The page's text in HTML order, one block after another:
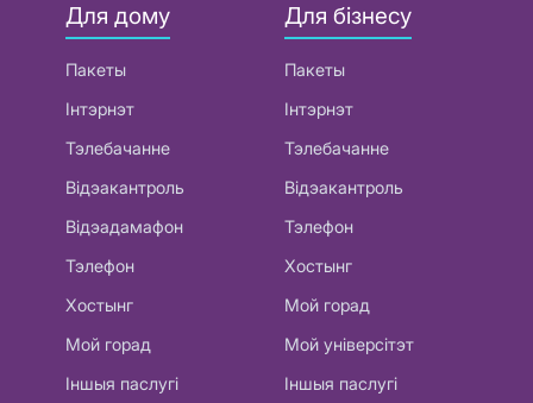
Для дому
Пакеты
Інтэрнэт
Тэлебачанне
Відэакантроль
Відэадамафон
Тэлефон
Хостынг
Мой горад
Іншыя паслугі
Для бізнесу
Пакеты
Інтэрнэт
Тэлебачанне
Відэакантроль
Тэлефон
Хостынг
Мой горад
Мой універсітэт
Іншыя паслугі